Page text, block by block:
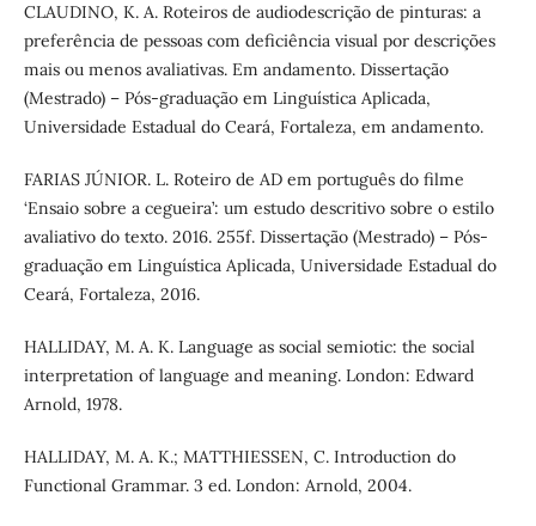
CLAUDINO, K. A. Roteiros de audiodescrição de pinturas: a
preferência de pessoas com deficiência visual por descrições
mais ou menos avaliativas. Em andamento. Dissertação
(Mestrado) – Pós-graduação em Linguística Aplicada,
Universidade Estadual do Ceará, Fortaleza, em andamento.
FARIAS JÚNIOR. L. Roteiro de AD em português do filme
‘Ensaio sobre a cegueira’: um estudo descritivo sobre o estilo
avaliativo do texto. 2016. 255f. Dissertação (Mestrado) – Pós-
graduação em Linguística Aplicada, Universidade Estadual do
Ceará, Fortaleza, 2016.
HALLIDAY, M. A. K. Language as social semiotic: the social
interpretation of language and meaning. London: Edward
Arnold, 1978.
HALLIDAY, M. A. K.; MATTHIESSEN, C. Introduction do
Functional Grammar. 3 ed. London: Arnold, 2004.